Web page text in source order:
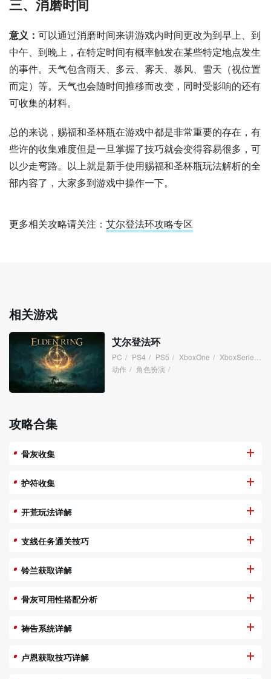
三、消磨时间
意义： 可以通过消磨时间来讲游戏内时间更改为到早上、到
中午、到晚上，在特定时间有概率触发在某些特定地点发生
的事件。天气包含雨天、多云、雾天、暴风、雪天（视位置
而定）等。天气也会随时间推移而改变，同时受影响的还有
可收集的材料。
总的来说，赐福和圣杯瓶在游戏中都是非常重要的存在，有
些许的收集难度但是一旦掌握了技巧就会变得容易很多，可
以少走弯路。以上就是新手使用赐福和圣杯瓶玩法解析的全
部内容了，大家多到游戏中操作一下。
更多相关攻略请关注： 艾尔登法环攻略专区
相关游戏
艾尔登法环
PC / PS4 / PS5 / XboxOne / XboxSeries
动作 / 角色扮演 /
攻略合集
骨灰收集
护符收集
开荒玩法详解
支线任务通关技巧
铃兰获取详解
骨灰可用性搭配分析
祷告系统详解
卢恩获取技巧详解